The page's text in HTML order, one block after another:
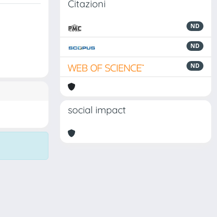
Citazioni
ND
ND
ND
social impact